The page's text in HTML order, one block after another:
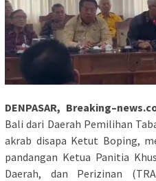
DENPASAR,
Bali dari Daerah Pemilihan
akrab disapa Ketut Boping,
pandangan Ketua Panitia
Daerah, dan Perizinan